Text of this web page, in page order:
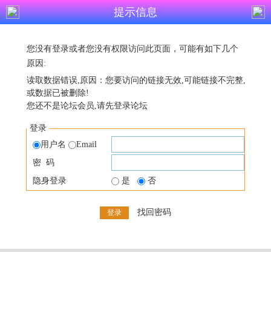
提示信息
您没有登录或者您没有权限访问此页面，可能有如下几个
原因:
读取数据错误,原因：您要访问的链接无效,可能链接不完整,
或数据已被删除!
您还不是论坛会员,请先登录论坛
登录
用户名
Email
密 码
隐身登录
是 否
找回密码